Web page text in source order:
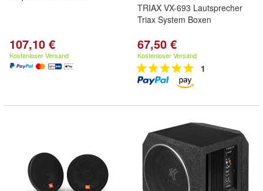
107,10 €
Kostenloser Versand
TRIAX VX-693 Lautsprecher
Triax System Boxen
67,50 €
Kostenloser Versand
1